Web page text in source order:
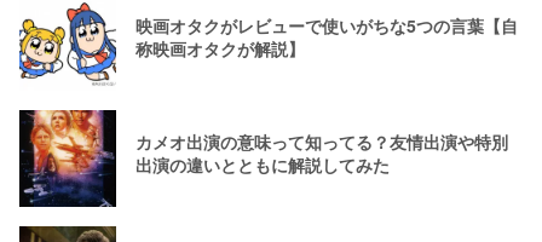
映画オタクがレビューで使いがちな5つの言葉【自
称映画オタクが解説】
カメオ出演の意味って知ってる？友情出演や特別
出演の違いとともに解説してみた